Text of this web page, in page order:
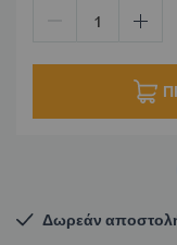
Δωρεάν